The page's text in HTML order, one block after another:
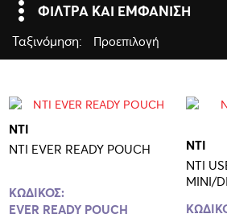
ΦΙΛΤΡΑ ΚΑΙ ΕΜΦΑΝΙΣΗ
Ταξινόμηση:
NTI
NTI EVER READY POUCH
ΚΩΔΙΚΟΣ:
EVER READY POUCH
NTI
NTI
MINI/